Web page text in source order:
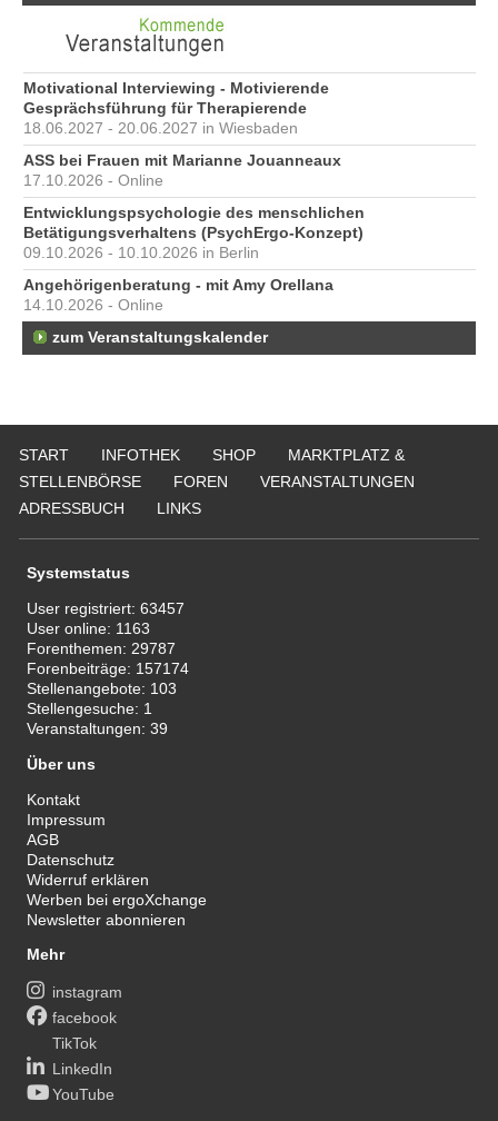
Motivational Interviewing - Motivierende
Gesprächsführung für Therapierende
18.06.2027 - 20.06.2027 in Wiesbaden
ASS bei Frauen mit Marianne Jouanneaux
17.10.2026 - Online
Entwicklungspsychologie des menschlichen
Betätigungsverhaltens (PsychErgo-Konzept)
09.10.2026 - 10.10.2026 in Berlin
Angehörigenberatung - mit Amy Orellana
14.10.2026 - Online
zum Veranstaltungskalender
START INFOTHEK SHOP
MARKTPLATZ &
STELLENBÖRSE
FOREN
VERANSTALTUNGEN
ADRESSBUCH
LINKS
Systemstatus
User registriert:63457
User online: 1163
Forenthemen: 29787
Forenbeiträge: 157174
Stellenangebote: 103
Stellengesuche: 1
Veranstaltungen:39
Über uns
Kontakt
Impressum
AGB
Datenschutz
Widerruf erklären
Werben bei ergoXchange
Newsletter abonnieren
Mehr
instagram
facebook
TikTok
LinkedIn
YouTube